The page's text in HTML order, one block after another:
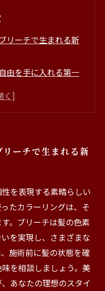
リーチで生まれる新
由を手に入れる第一
室でのブリーチ体験
スタイルの完成
分を発見しよう
ーチで自分らしいス
ーチで生まれる新
を表現する素晴らしい
たカラーリングは、そ
。ブリーチは髪の色素
を実現し、さまざまな
施術前に髪の状態を確
を相談しましょう。美
あなたの理想のスタイ